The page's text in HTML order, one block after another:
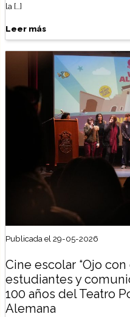
la […]
Leer más
Publicada el 29-05-2026
Cine escolar “Ojo
estudiantes y
100 años del Teatro
Alemana